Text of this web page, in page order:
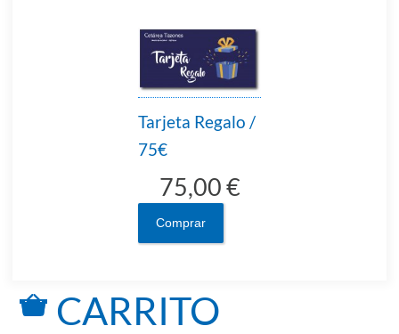
Tarjeta Regalo /
75€
75,00 €
Comprar
CARRITO